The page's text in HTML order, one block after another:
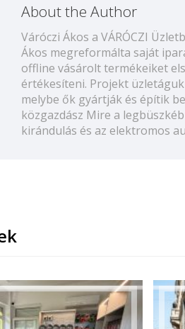
About the Author
Váróczi Ákos a VÁRÓCZI
Ákos megreformálta saját
offline vásárolt termékeiket
értékesíteni. Projekt
melybe ők gyártják és építik
közgazdász Mire a
kirándulás és az elektromos